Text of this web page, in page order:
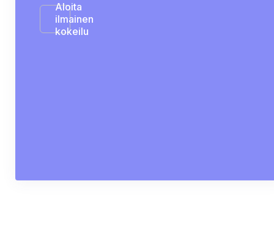
Aloita
ilmainen
kokeilu